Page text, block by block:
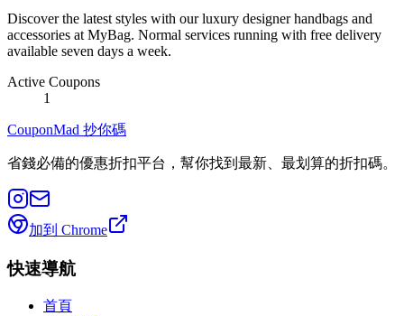
Discover the latest styles with our luxury designer handbags and
accessories at MyBag. Normal services running with free delivery
available seven days a week.
Active Coupons
1
CouponMad 抄你碼
省錢必備的優惠折扣平台，幫你找到最新、最划算的折扣碼。
加到 Chrome
快速導航
首頁